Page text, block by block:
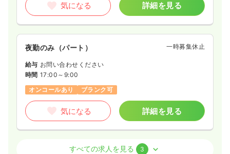
気になる 詳細を見る
夜勤のみ（パート） 一時募集休止
給与 お問い合わせください
時間 17:00～9:00
オンコールあり
ブランク可
気になる 詳細を見る
正・准看護師
すべての求人を見る 3